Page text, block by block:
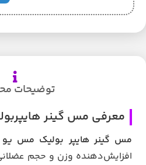
توضیحات
معرفی مس گینر
مس گینر هایپر بولیک مس
افزایش‌دهنده وزن و حجم